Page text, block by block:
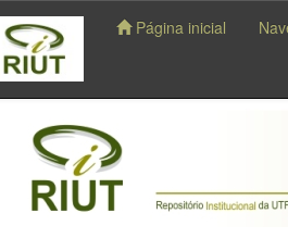
Página inicial